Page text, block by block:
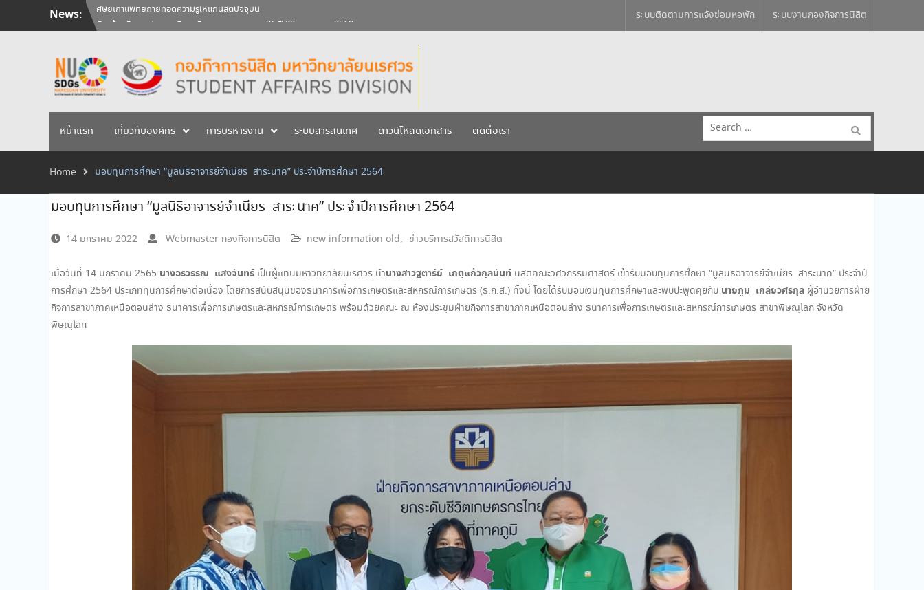
News:
วันคล้ายวันสถาปนามหาวิทยาลัยนเรศวร ครบรอบ 36 ปี 29 กรกฎาคม 2569
สัมภาษณ์นิสิตเพื่อพิจารณาเข้ารับทุนการศึกษามหาวิทยาลัยนเรศวร ประจำปีการศึกษา 256
ระบบติดตามการแจ้งซ่อมหอพัก ระบบงานกองกิจการนิสิต
หน้าแรก เกี่ยวกับองค์กร การบริหารงาน ระบบสารสนเทศ ดาวน์โหลดเอกสาร ติดต่อเรา
Search
for:
Home มอบทุนการศึกษา “มูลนิธิอาจารย์จำเนียร สาระนาค” ประจำปีการศึกษา 2564
มอบทุนการศึกษา “มูลนิธิอาจารย์จำเนียร สาระนาค” ประจำปีการศึกษา 2564
14 มกราคม 2022 Webmaster กองกิจการนิสิต new information old, ข่าวบริการสวัสดิการนิสิต
เมื่อวันที่ 14 มกราคม 2565 นางอรวรรณ แสงจันทร์ เป็นผู้แทนมหาวิทยาลัยนเรศวร นำนางสาวฐิตารีย์ เกตุแก้วกุลนันท์ นิสิตคณะวิศวกรรมศาสตร์ เข้ารับมอบทุนการศึกษา “มูลนิธิอาจารย์จำเนียร สาระนาค” ประจำปี
การศึกษา 2564 ประเภททุนการศึกษาต่อเนื่อง โดยการสนับสนุนของธนาคารเพื่อการเกษตรและสหกรณ์การเกษตร (ธ.ก.ส.) ทั้งนี้ โดยได้รับมอบเงินทุนการศึกษาและพบปะพูดคุยกับ นายภูมิ เกลียวศิริกุล ผู้อำนวยการฝ่าย
กิจการสาขาภาคเหนือตอนล่าง ธนาคารเพื่อการเกษตรและสหกรณ์การเกษตร พร้อมด้วยคณะ ณ ห้องประชุมฝ่ายกิจการสาขาภาคเหนือตอนล่าง ธนาคารเพื่อการเกษตรและสหกรณ์การเกษตร สาขาพิษณุโลก จังหวัด
พิษณุโลก